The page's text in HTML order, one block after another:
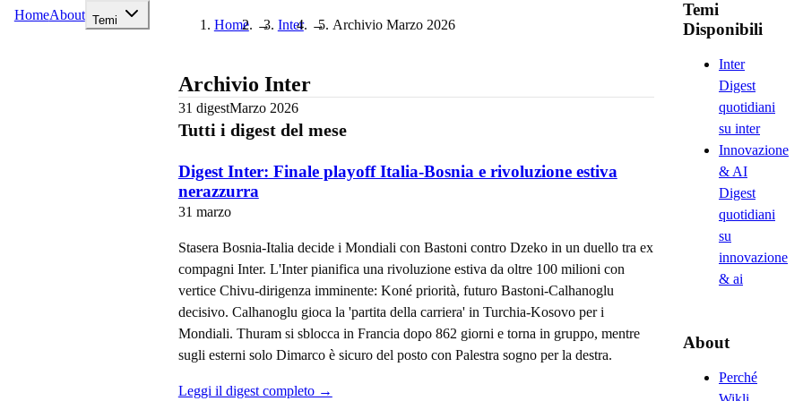
HomeAbout Temi Home → Inter → Archivio Marzo 2026
Archivio Inter
31 digestMarzo 2026
Tutti i digest del mese
Digest Inter: Finale playoff Italia-Bosnia e rivoluzione estiva
nerazzurra
31 marzo
Stasera Bosnia-Italia decide i Mondiali con Bastoni contro Dzeko in un duello tra ex
compagni Inter. L'Inter pianifica una rivoluzione estiva da oltre 100 milioni con
vertice Chivu-dirigenza imminente: Koné priorità, futuro Bastoni-Calhanoglu
decisivo. Calhanoglu gioca la 'partita della carriera' in Turchia-Kosovo per i
Mondiali. Thuram si sblocca in Francia dopo 862 giorni e torna in gruppo, mentre
sugli esterni solo Dimarco è sicuro del posto con Palestra sogno per la destra.
Leggi il digest completo →
Temi
Disponibili
Inter
Digest
quotidiani
su inter
Innovazione
& AI
Digest
quotidiani
su
innovazione
& ai
About
Perché